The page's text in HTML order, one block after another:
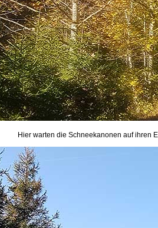
Hier warten die Schneekanonen auf ihren